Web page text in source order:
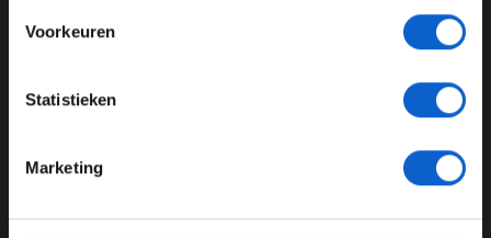
Voorkeuren
Statistieken
Marketing
Ondank de zege in Spanje laat Verstappen in interviews
weten dat hij nog wel een paar races nodig heeft om
en meerdere keren belandt Verstappen is de vangrail. In
de zes races die volgen lijkt van wennen echter weinig
sprake meer. Verstappen scoort twee tweede plaatsen
in Oostenrijk en Groot-Brittanië en een derde in
voor meer informatie over
gegevensgebruik en -bescherming.